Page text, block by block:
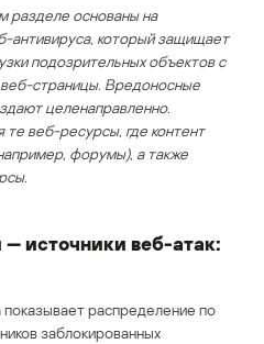
разделе основаны на
антивируса, который защищает
подозрительных объектов с
страницы. Вредоносные
целенаправленно.
веб-ресурсы, где контент
форумы), а также
источники веб-атак:
распределение по
заблокированных